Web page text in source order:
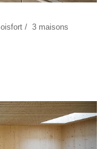
/ 3 maisons